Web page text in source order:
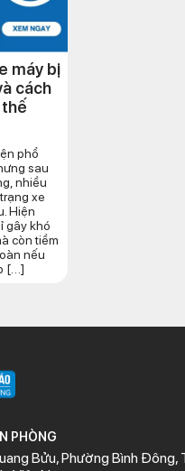
máy bị
cách
phổ
sau
nhiều
xe
Hiện
gây khó
còn tiềm
nếu
[…]
PHÒNG
Bửu, Phường Bình Đông,